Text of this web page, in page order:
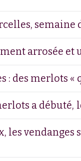
semaine
arrosée
des merlots
a débuté,
vendanges